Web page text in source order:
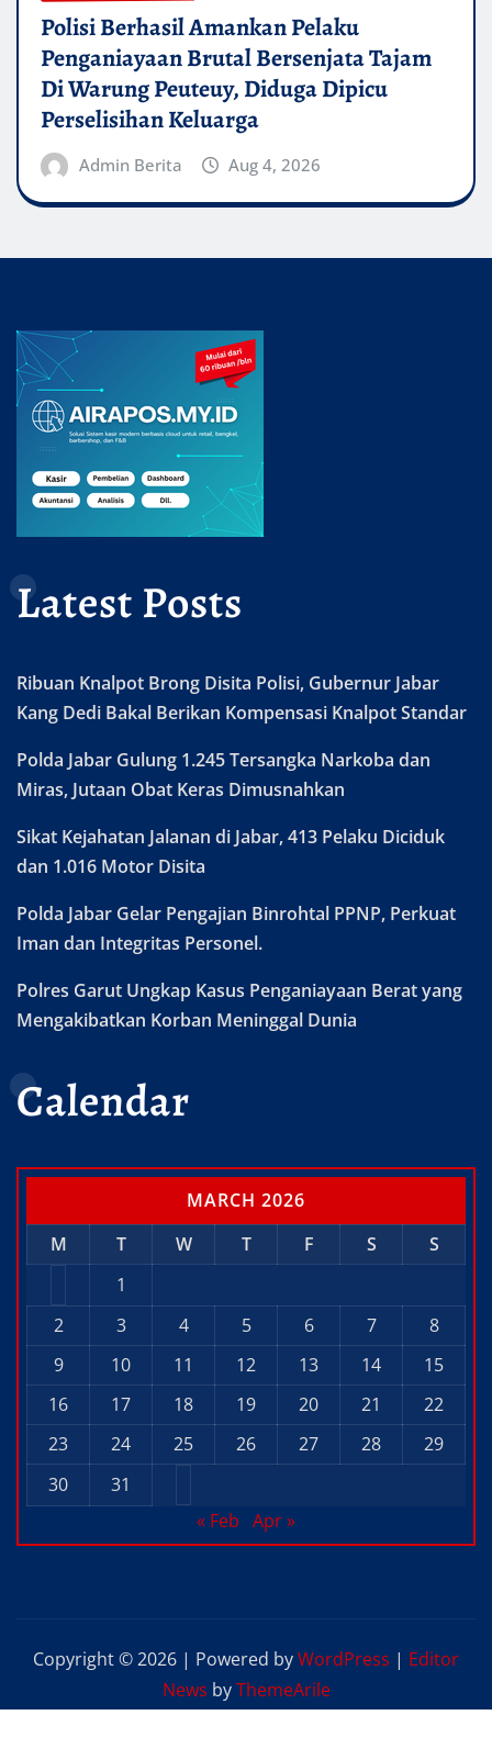
Polisi Berhasil Amankan Pelaku
Penganiayaan Brutal Bersenjata Tajam
Di Warung Peuteuy, Diduga Dipicu
Perselisihan Keluarga
Admin Berita Aug 4, 2026
Latest Posts
Ribuan Knalpot Brong Disita Polisi, Gubernur Jabar
Kang Dedi Bakal Berikan Kompensasi Knalpot Standar
Polda Jabar Gulung 1.245 Tersangka Narkoba dan
Miras, Jutaan Obat Keras Dimusnahkan
Sikat Kejahatan Jalanan di Jabar, 413 Pelaku Diciduk
dan 1.016 Motor Disita
Polda Jabar Gelar Pengajian Binrohtal PPNP, Perkuat
Iman dan Integritas Personel.
Polres Garut Ungkap Kasus Penganiayaan Berat yang
Mengakibatkan Korban Meninggal Dunia
Calendar
MARCH 2026
M
T W T F S
S
1
2
3 4 5 6 7
8
9
10 11 12 13 14
15
16
17 18 19 20 21
22
23
24 25 26 27 28
29
30
31
« Feb Apr »
Copyright © 2026 | Powered byWordPress | Editor
News byThemeArile